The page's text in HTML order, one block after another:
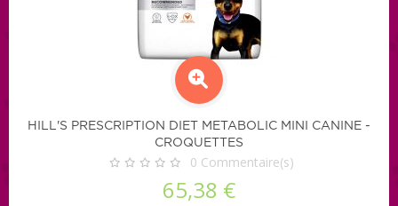
HILL'S PRESCRIPTION DIET METABOLIC MINI CANINE -
CROQUETTES
0 Commentaire(s)
65,38 €